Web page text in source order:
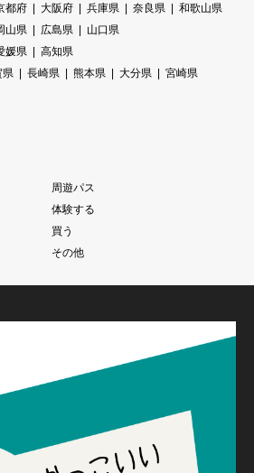
都府 大阪府 兵庫県 奈良県
和歌山県
山県 広島県
山口県
媛県
高知県
県 長崎県 熊本県 大分県
宮崎県
周遊パス
体験する
買う
その他